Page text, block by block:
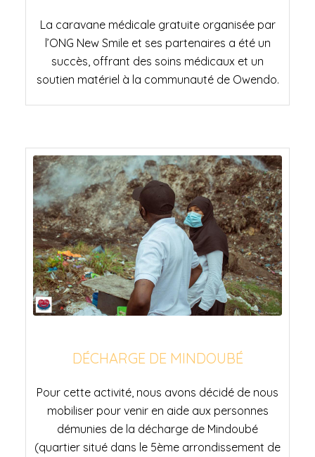
La caravane médicale gratuite organisée par
l’ONG New Smile et ses partenaires a été un
succès, offrant des soins médicaux et un
soutien matériel à la communauté de Owendo.
DÉCHARGE DE MINDOUBÉ
DÉCHARGE DE MINDOUBÉ
Pour cette activité, nous avons décidé de nous
mobiliser pour venir en aide aux personnes
démunies de la décharge de Mindoubé
(quartier situé dans le 5ème arrondissement de